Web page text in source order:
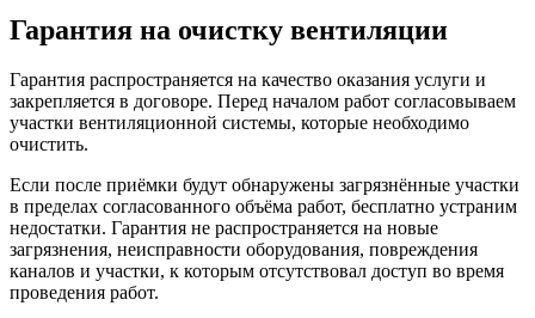
Гарантия на очистку вентиляции
Гарантия распространяется на качество оказания услуги и
закрепляется в договоре. Перед началом работ согласовываем
участки вентиляционной системы, которые необходимо
очистить.
Если после приёмки будут обнаружены загрязнённые участки
в пределах согласованного объёма работ, бесплатно устраним
недостатки. Гарантия не распространяется на новые
загрязнения, неисправности оборудования, повреждения
каналов и участки, к которым отсутствовал доступ во время
проведения работ.